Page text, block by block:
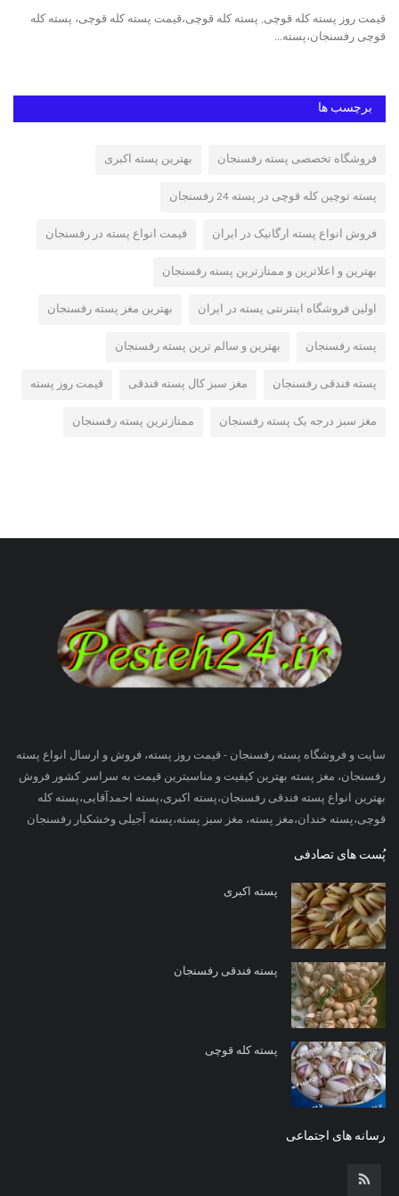
قیمت روز پسته کله قوچی, پسته کله قوچی،قیمت پسته کله قوچی، پسته کله
قوچی رفسنجان،پسته...
برچسب ها
فروشگاه تخصصی پسته رفسنجان بهترین پسته اکبری
پسته توچین کله قوچی در پسته 24 رفسنجان
فروش انواع پسته ارگانیک در ایران قیمت انواع پسته در رفسنجان
بهترین و اعلاترین و ممتازترین پسته رفسنجان
اولین فروشگاه اینترنتی پسته در ایران بهترین مغز پسته رفسنجان
پسته رفسنجان بهترین و سالم ترین پسته رفسنجان
پسته فندقی رفسنجان مغز سبز کال پسته فندقی قیمت روز پسته
مغز سبز درجه یک پسته رفسنجان ممتازترین پسته رفسنجان
سایت و فروشگاه پسته رفسنجان - قیمت روز پسته، فروش و ارسال انواع پسته
رفسنجان، مغز پسته بهترین کیفیت و مناسبترین قیمت به سراسر کشور فروش
بهترین انواع پسته فندقی رفسنجان،پسته اکبری،پسته احمدآقایی،پسته کله
قوچی،پسته خندان،مغز پسته، مغز سبز پسته،پسته آجیلی وخشکبار رفسنجان
پُست های تصادفی
پسته اکبری
پسته فندقی رفسنجان
پسته کله قوچی
رسانه های اجتماعی